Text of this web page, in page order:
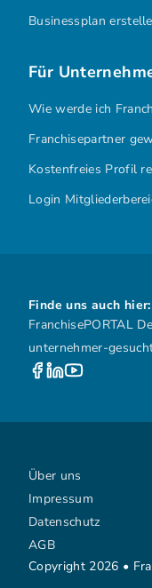
Businessplan
Für
Wie werde ich
Franchisepartner
Kostenfreies Profil
Login
Finde uns auch hier:
FranchisePORTAL
unternehmer-
Copyright 2026 •
Über uns
Impressum
Datenschutz
AGB